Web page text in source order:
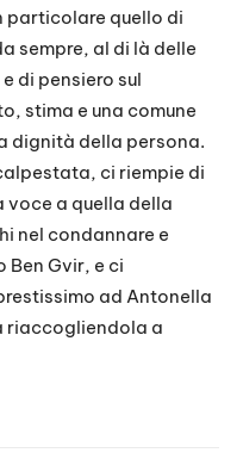
particolare quello di
sempre, al di là delle
di pensiero sul
stima e una comune
dignità della persona.
ci riempie di
voce a quella della
nel condannare e
Ben Gvir, e ci
ad Antonella
riaccogliendola a